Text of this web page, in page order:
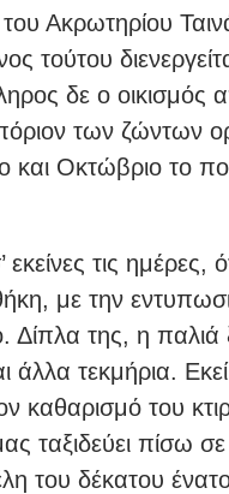
του Ακρωτηρίου
τούτου
δε ο οικισμός
των ζώντων
και Οκτώβριο το
τις ημέρες,
με την
Δίπλα της, η
άλλα τεκμήρια.
του
ταξιδεύει πίσω
του δέκατου